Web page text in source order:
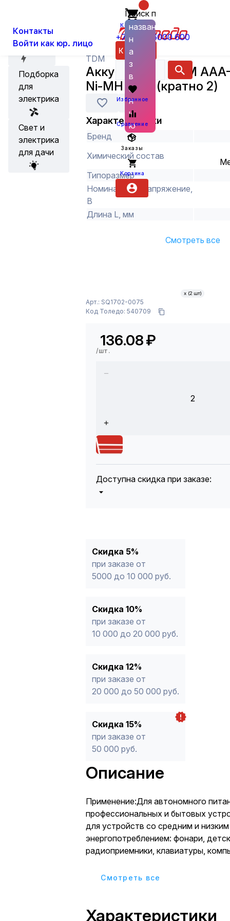
Контакты
Войти как юр. лицо
Корзина
+7 (800) 6000 600
Каталог
Поиск по
названию
н
а
з
в
а
н
и
ю
Избранное
Сравнение
Заказы
Корзина
Акции
Подборка
для
электрика
Свет и
электрика
для дачи
Элементы питания,
TDM
Аккумулятор TDM
Ni-MH BP-2 (кратно 2)
Характеристики
Бренд
Химический состав
Типоразмер
Номинальное напряжение,
В
Длина L, мм
Смотреть все
Арт.: SQ1702-0075
Код Толедо: 540709
136.08₽
/шт.
х (2 шт)
2
Доступна скидка при заказе:
* -Для заказов, состоящих
продукции, максимальная скидка
Скидка 5%
при заказе от
5000 до 10 000 руб.
Скидка 10%
при заказе от
10 000 до 20 000 руб.
Скидка 12%
при заказе от
20 000 до 50 000 руб.
Скидка 15%
при заказе от
50 000 руб.
Описание
Применение:Для автономного
профессиональных и бытовых
для устройств со средним и низким
энергопотреблением: фонари,
радиоприемники, клавиатуры,
электрод, гидроксид калия, оксид
и безопасным источником энергии,
Cмотреть все
Характеристики